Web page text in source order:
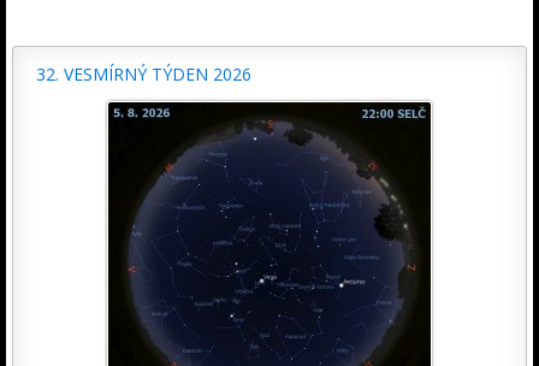
32. VESMÍRNÝ TÝDEN 2026